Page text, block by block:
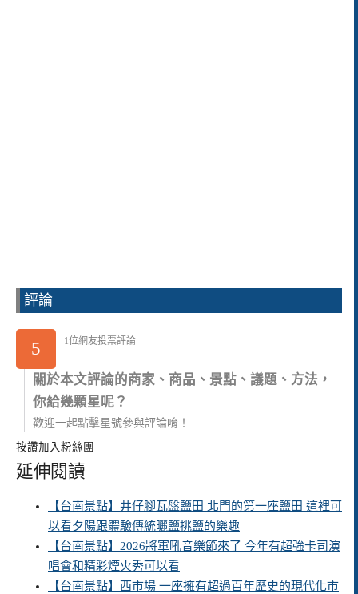
評論
5 1位網友投票評論
關於本文評論的商家、商品、景點、議題、方法，
你給幾顆星呢？
歡迎一起點擊星號參與評論唷！
按讚加入粉絲團
延伸閱讀
【台南景點】井仔腳瓦盤鹽田 北門的第一座鹽田 這裡可
以看夕陽跟體驗傳統曬鹽挑鹽的樂趣
【台南景點】2026將軍吼音樂節來了 今年有超強卡司演
唱會和精彩煙火秀可以看
【台南景點】西市場 一座擁有超過百年歷史的現代化市